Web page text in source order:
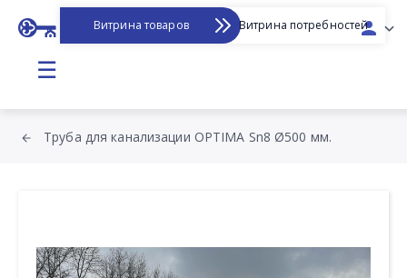
Витрина товаров Витрина потребностей
☰
Труба для канализации OPTIMA Sn8 Ø500 мм.